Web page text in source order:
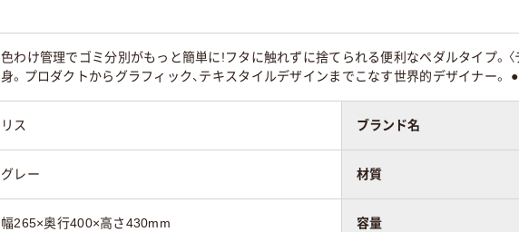
色わけ管理でゴミ分別がもっと簡単に!フタに触れずに捨てられる便利なペダルタイプ。
身。プロダクトからグラフィック、テキスタイルデザインまでこなす世界的デザイナー。
リス ブランド名
グレー 材質
幅265×奥行400×高さ430mm 容量